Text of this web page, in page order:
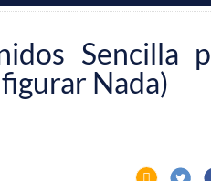
Sencilla
Nada)